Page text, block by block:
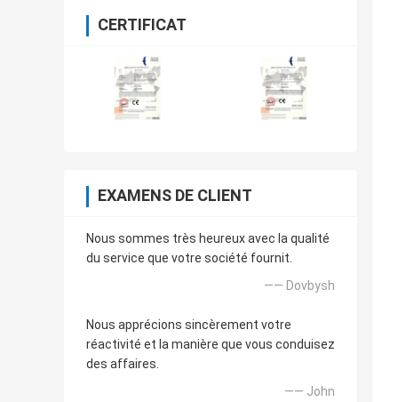
CERTIFICAT
EXAMENS DE CLIENT
Nous sommes très heureux avec la qualité
du service que votre société fournit.
—— Dovbysh
Nous apprécions sincèrement votre
réactivité et la manière que vous conduisez
des affaires.
—— John